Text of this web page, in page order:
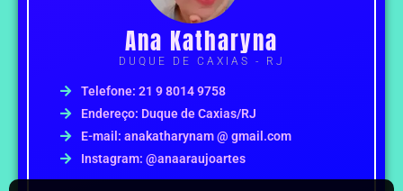
Ana Katharyna
DUQUE DE CAXIAS - RJ
Telefone: 21 9 8014 9758
Endereço: Duque de Caxias/RJ
E-mail: anakatharynam @ gmail.com
Instagram: @anaaraujoartes